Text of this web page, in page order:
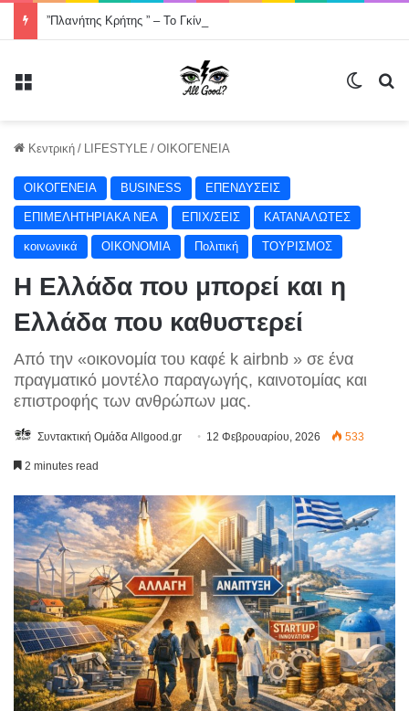
Κεντρική / LIFESTYLE / ΟΙΚΟΓΕΝΕΙΑ
ΟΙΚΟΓΕΝΕΙΑ BUSINESS ΕΠΕΝΔΥΣΕΙΣ
ΕΠΙΜΕΛΗΤΗΡΙΑΚΑ ΝΕΑ ΕΠΙΧ/ΣΕΙΣ ΚΑΤΑΝΑΛΩΤΕΣ
κοινωνικά ΟΙΚΟΝΟΜΙΑ Πολιτική ΤΟΥΡΙΣΜΟΣ
Η Ελλάδα που μπορεί και η
Ελλάδα που καθυστερεί
Από την «οικονομία του καφέ k airbnb » σε ένα
πραγματικό μοντέλο παραγωγής, καινοτομίας και
επιστροφής των ανθρώπων μας.
Συντακτική Ομάδα Allgood.gr 12 Φεβρουαρίου, 2026 533
2 minutes read